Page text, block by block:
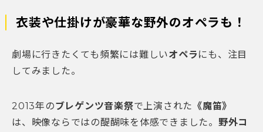
衣装や仕掛けが豪華な野外のオペラも！
劇場に行きたくても頻繁には難しいオペラ にも、注目
してみました。
2013年のブレゲンツ音楽祭で上演された 《魔笛》
は、映像ならではの醍醐味を体感できました。 野外コ